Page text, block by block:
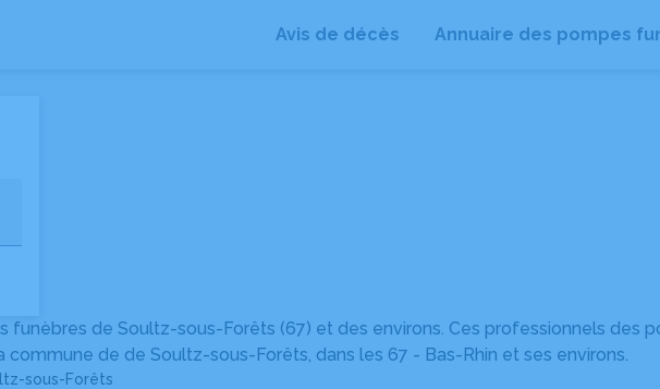
Avis de décès Annuaire des pompes
de Soultz-sous-Forêts (67) et des environs. Ces professionnels des
de de Soultz-sous-Forêts, dans les 67 - Bas-Rhin et ses environs.
sous-Forêts